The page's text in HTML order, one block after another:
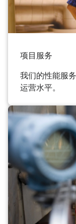
项目服务
我们的性能服
运营水平。